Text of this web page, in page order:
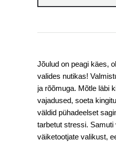
Jõulud on peagi käes,
valides nutikas!
ja rõõmuga. Mõtle läbi
vajadused, soeta
väldid pühadeelset
tarbetut stressi. Samuti
väiketootjate valikust,